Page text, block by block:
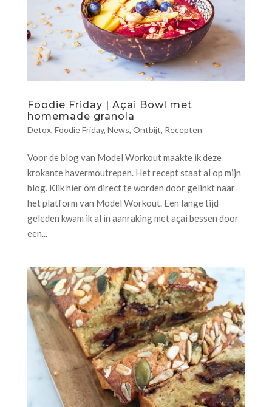
Foodie Friday | Açai Bowl met
homemade granola
Detox, Foodie Friday, News, Ontbijt, Recepten
Voor de blog van Model Workout maakte ik deze
krokante havermoutrepen. Het recept staat al op mijn
blog. Klik hier om direct te worden door gelinkt naar
het platform van Model Workout. Een lange tijd
geleden kwam ik al in aanraking met açai bessen door
een...